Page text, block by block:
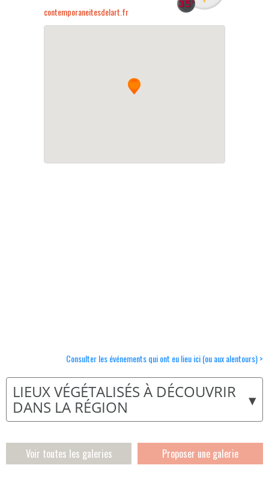
contemporaneitesdelart.fr
Consulter les événements qui ont eu lieu ici (ou aux alentours) >
▾
LIEUX VÉGÉTALISÉS À DÉCOUVRIR
DANS LA RÉGION
Voir toutes les galeries Proposer une galerie